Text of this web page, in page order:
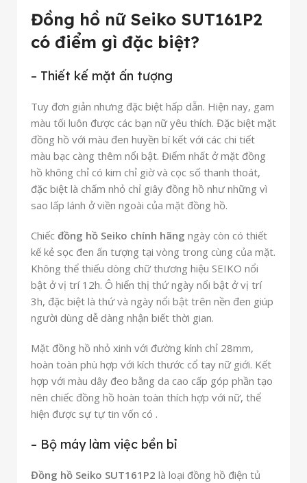
Đồng hồ nữ Seiko SUT161P2
có điểm gì đặc biệt?
– Thiết kế mặt ấn tượng
Tuy đơn giản nhưng đặc biệt hấp dẫn. Hiện nay, gam
màu tối luôn được các bạn nữ yêu thích. Đặc biệt mặt
đồng hồ với màu đen huyền bí kết với các chi tiết
màu bạc càng thêm nổi bật. Điểm nhất ở mặt đồng
hồ không chỉ có kim chỉ giờ và cọc số thanh thoát,
đặc biệt là chấm nhỏ chỉ giây đồng hồ như những vì
sao lấp lánh ở viền ngoài của mặt đồng hồ.
Chiếc đồng hồ Seiko chính hãng ngày còn có thiết
kế kẻ sọc đen ấn tượng tại vòng trong cùng của mặt.
Không thể thiếu dòng chữ thương hiệu SEIKO nổi
bật ở vị trí 12h. Ô hiển thị thứ ngày nổi bật ở vị trí
3h, đặc biệt là thứ và ngày nổi bật trên nền đen giúp
người dùng dễ dàng nhận biết thời gian.
Mặt đồng hồ nhỏ xinh với đường kính chỉ 28mm,
hoàn toàn phù hợp với kích thước cổ tay nữ giới. Kết
hợp với màu dây đeo bằng da cao cấp góp phần tạo
nên chiếc đồng hồ hoàn toàn thích hợp với nữ, thể
hiện được sự tự tin vốn có .
– Bộ máy làm việc bền bỉ
Đồng hồ Seiko SUT161P2 là loại đồng hồ điện tủ